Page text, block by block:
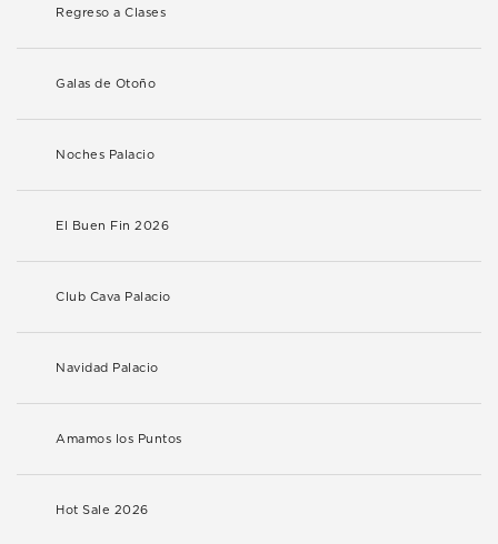
Regreso a Clases
Galas de Otoño
Noches Palacio
El Buen Fin 2026
Club Cava Palacio
Navidad Palacio
Amamos los Puntos
Hot Sale 2026